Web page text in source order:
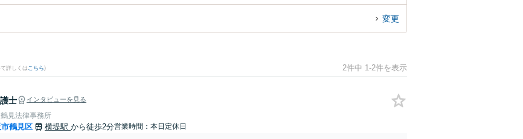
変更
詳しくは こちら) 2件中 1-2件を表示
士 インタビューを見る
見法律事務所
鶴見区 横堤駅 から徒歩2分営業時間：本日定休日